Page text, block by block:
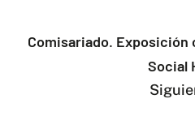
Comisariado. Exposición
Social